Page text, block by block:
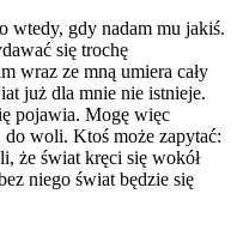
wtedy, gdy nadam mu jakiś.
się trochę
wraz ze mną umiera cały
już dla mnie nie istnieje.
pojawia. Mogę więc
do woli. Ktoś może zapytać:
że świat kręci się wokół
niego świat będzie się